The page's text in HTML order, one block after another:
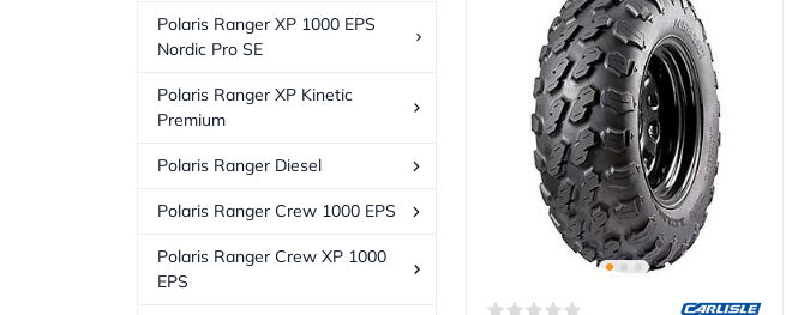
Polaris Ranger XP 1000 EPS
Nordic Pro SE
Polaris Ranger XP Kinetic
Premium
Polaris Ranger Diesel
Polaris Ranger Crew 1000 EPS
Polaris Ranger Crew XP 1000
EPS